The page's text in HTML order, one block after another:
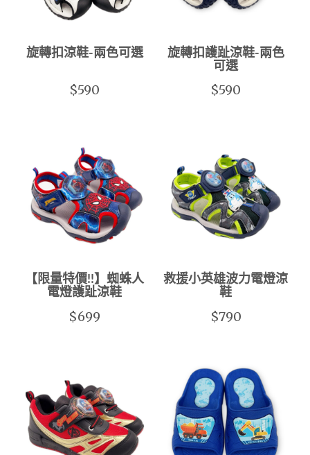
旋轉扣涼鞋-兩色可選
$590
旋轉扣護趾涼鞋-兩色
可選
$590
【限量特價!!】蜘蛛人
電燈護趾涼鞋
$699
救援小英雄波力電燈涼
鞋
$790